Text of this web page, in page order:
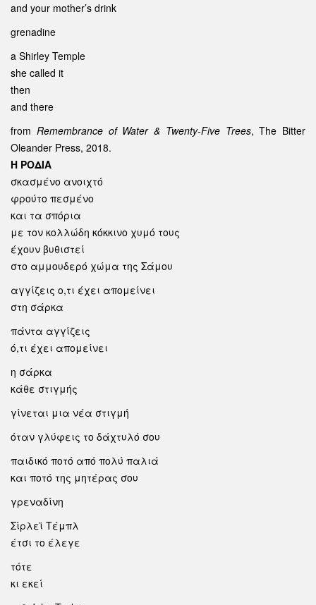
and your mother’s drink
grenadine
a Shirley Temple
she called it
then
and there
from Remembrance of Water & Twenty-Five Trees, The Bitter
Oleander Press, 2018.
Η ΡΟΔΙΑ
σκασμένο ανοιχτό
φρούτο πεσμένο
και τα σπόρια
με τον κολλώδη κόκκινο χυμό τους
έχουν βυθιστεί
στο αμμουδερό χώμα της Σάμου
αγγίζεις ο,τι έχει απομείνει
στη σάρκα
πάντα αγγίζεις
ό,τι έχει απομείνει
η σάρκα
κάθε στιγμής
γίνεται μια νέα στιγμή
όταν γλύφεις το δάχτυλό σου
παιδικό ποτό από πολύ παλιά
και ποτό της μητέρας σου
γρεναδίνη
Σίρλεϊ Τέμπλ
έτσι το έλεγε
τότε
κι εκεί